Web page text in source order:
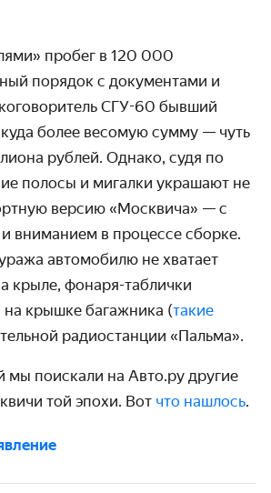
пробег в 120 000
порядок с документами и
СГУ-60 бывший
более весомую сумму — чуть
рублей. Однако, судя по
полосы и мигалки украшают не
версию «Москвича» — с
вниманием в процессе сборке.
автомобилю не хватает
крыле, фонаря-таблички
на крышке багажника (такие
радиостанции «Пальма».
мы поискали на Авто.ру другие
той эпохи. Вот что нашлось.